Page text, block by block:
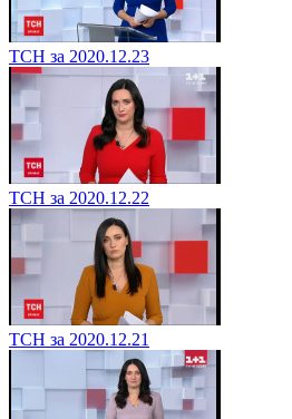
ТСН за 2020.12.23
ТСН за 2020.12.22
ТСН за 2020.12.21